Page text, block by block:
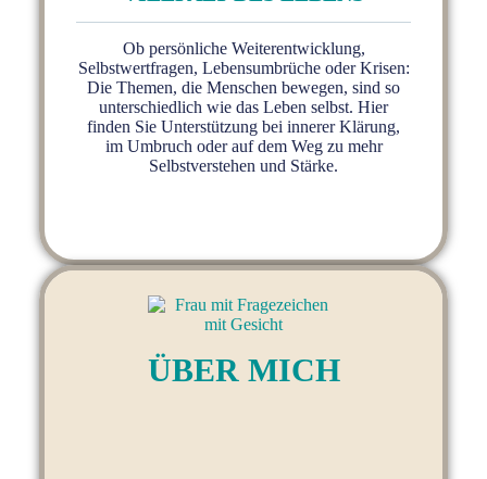
Ob persönliche Weiterentwicklung,
Selbstwertfragen, Lebensumbrüche oder Krisen:
Die Themen, die Menschen bewegen, sind so
unterschiedlich wie das Leben selbst. Hier
finden Sie Unterstützung bei innerer Klärung,
im Umbruch oder auf dem Weg zu mehr
Selbstverstehen und Stärke.
ÜBER MICH